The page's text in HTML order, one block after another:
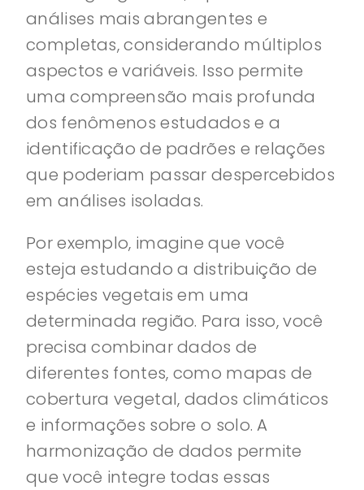
análises mais abrangentes e
completas, considerando múltiplos
aspectos e variáveis. Isso permite
uma compreensão mais profunda
dos fenômenos estudados e a
identificação de padrões e relações
que poderiam passar despercebidos
em análises isoladas.
Por exemplo, imagine que você
esteja estudando a distribuição de
espécies vegetais em uma
determinada região. Para isso, você
precisa combinar dados de
diferentes fontes, como mapas de
cobertura vegetal, dados climáticos
e informações sobre o solo. A
harmonização de dados permite
que você integre todas essas